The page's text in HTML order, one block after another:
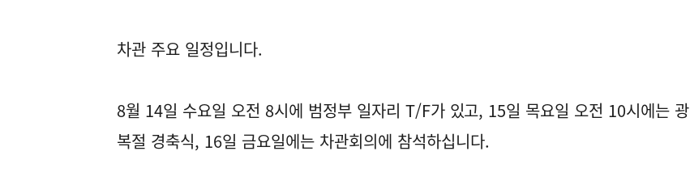
차관 주요 일정입니다.
8월 14일 수요일 오전 8시에 범정부 일자리 T/F가 있고, 15일 목요일 오전 10시에는 광
복절 경축식, 16일 금요일에는 차관회의에 참석하십니다.